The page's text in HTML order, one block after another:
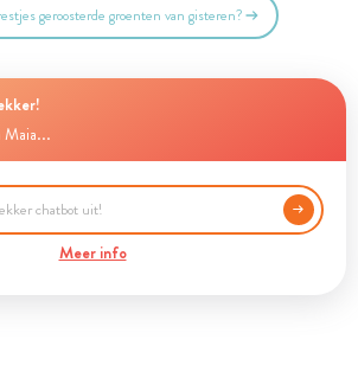
geroosterde groenten van gisteren?
Maia...
Meer info